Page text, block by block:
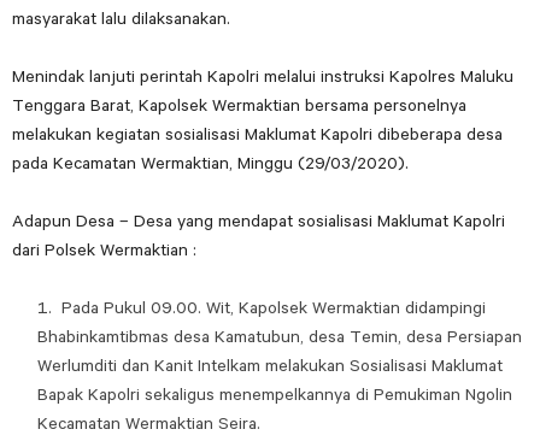
masyarakat lalu dilaksanakan.
Menindak lanjuti perintah Kapolri melalui instruksi Kapolres Maluku
Tenggara Barat, Kapolsek Wermaktian bersama personelnya
melakukan kegiatan sosialisasi Maklumat Kapolri dibeberapa desa
pada Kecamatan Wermaktian, Minggu (29/03/2020).
Adapun Desa – Desa yang mendapat sosialisasi Maklumat Kapolri
dari Polsek Wermaktian :
Pada Pukul 09.00. Wit, Kapolsek Wermaktian didampingi
Bhabinkamtibmas desa Kamatubun, desa Temin, desa Persiapan
Werlumditi dan Kanit Intelkam melakukan Sosialisasi Maklumat
Bapak Kapolri sekaligus menempelkannya di Pemukiman Ngolin
Kecamatan Wermaktian Seira.